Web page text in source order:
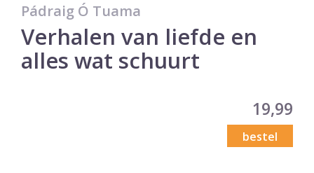
Pádraig Ó Tuama
Verhalen van liefde en
alles wat schuurt
19,99
bestel